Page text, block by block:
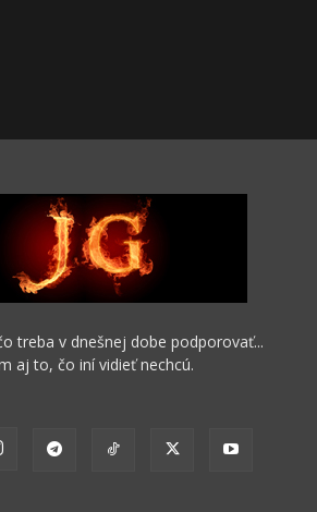
treba v dnešnej dobe podporovať...
aj to, čo iní vidieť nechcú.